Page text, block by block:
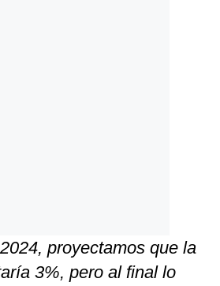
proyectamos que la
3%, pero al final lo